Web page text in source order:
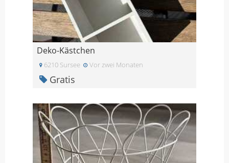
Deko-Kästchen
6210 Sursee Vor zwei Monaten
Gratis